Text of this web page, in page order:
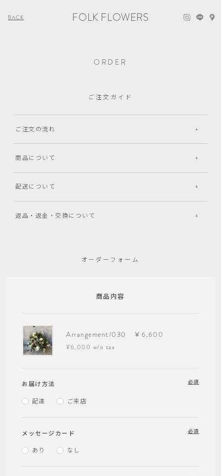
FOLK FLOWERS
BACK
ORDER
ご注文ガイド
ご注文の流れ
商品について
配送について
返品・返金・交換について
オーダーフォーム
商品内容
Arrangement/030 ￥6,600
¥6,000 w/o tax
お届け方法 必須
配達 ご来店
メッセージカード 必須
あり なし